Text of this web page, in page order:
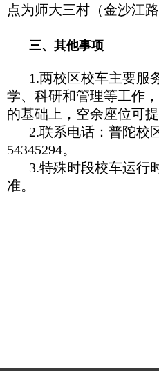
点为师大三村（金沙江
三、其他事项
1.两校区校车主要服
学、科研和管理等工作
的基础上，空余座位可
2.联系电话：普陀校
54345294。
3.特殊时段校车运行
准。